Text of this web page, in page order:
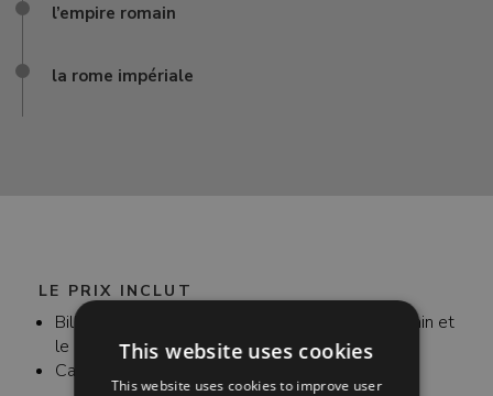
l’empire romain
la rome impériale
LE PRIX INCLUT
Billet coupe-file pour le Colisée, le Forum Romain et
le Mont Palatin
Casques audio
This website uses cookies
This website uses cookies to improve user